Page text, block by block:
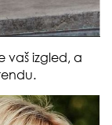
vaš izgled, a